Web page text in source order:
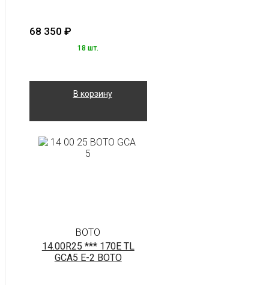
68 350 ₽
18 шт.
В корзину
BOTO
14.00R25 *** 170E TL
GCA5 E-2 BOTO